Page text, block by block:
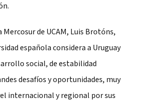
de UCAM, Luis Brotóns,
española considera a Uruguay
social, de estabilidad
desafíos y oportunidades, muy
internacional y regional por sus